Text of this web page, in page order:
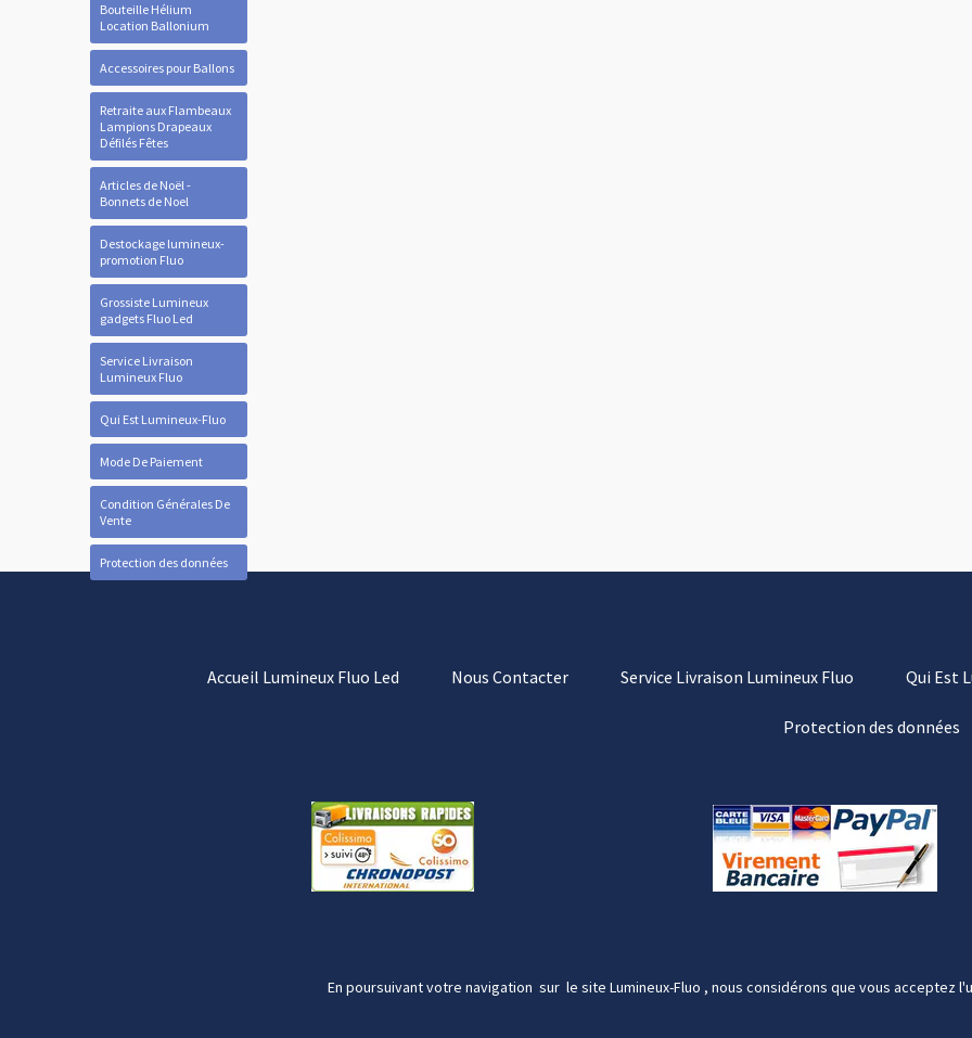
Bouteille Hélium
Location Ballonium
Accessoires pour Ballons
Retraite aux Flambeaux
Lampions Drapeaux
Défilés Fêtes
Articles de Noël -
Bonnets de Noel
Destockage lumineux-
promotion Fluo
Grossiste Lumineux
gadgets Fluo Led
Service Livraison
Lumineux Fluo
Qui Est Lumineux-Fluo
Mode De Paiement
Condition Générales De
Vente
Protection des données
Accueil Lumineux Fluo Led Nous Contacter Service Livraison Lumineux Fluo Qui Est
Protection des données
En poursuivant votre navigation sur le site Lumineux-Fluo , nous considérons que vous acceptez